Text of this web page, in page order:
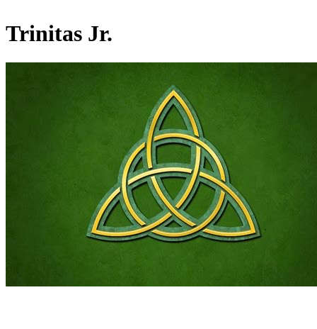
Trinitas Jr.